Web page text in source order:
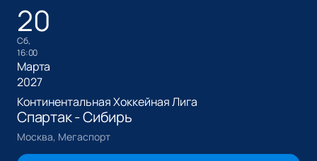
20
сб,
16:00
Марта
2027
Континентальная Хоккейная Лига
Спартак - Сибирь
Москва, Мегаспорт